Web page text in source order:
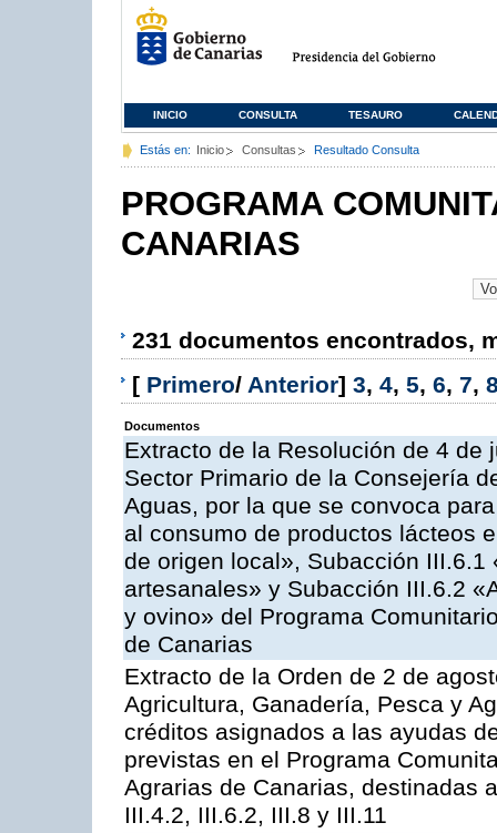
INICIO CONSULTA TESAURO
Estás en: Inicio Consultas Resultado Consulta
PROGRAMA
CANARIAS
231 documentos encontrados,
[ Primero/ Anterior] 3, 4, 5, 6, 7,
Documentos
Extracto de la Resolución de 4
Sector Primario de la Consejería
Aguas, por la que se convoca
al consumo de productos lácteos
de origen local», Subacción
artesanales» y Subacción III.6.2
y ovino» del Programa
de Canarias
Extracto de la Orden de 2 de
Agricultura, Ganadería, Pesca y
créditos asignados a las ayudas
previstas en el Programa
Agrarias de Canarias, destinadas
III.4.2, III.6.2, III.8 y III.11